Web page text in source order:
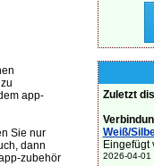
app-
Sie nur
dann
zubehör
Zuletzt
Weiß/
Eingefügt
2026-04-01